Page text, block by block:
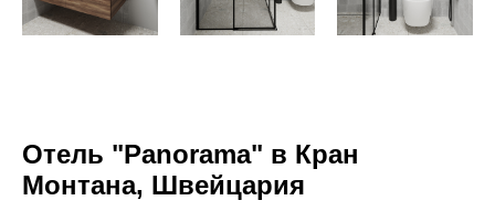
Отель "Panorama" в Кран
Монтана, Швейцария